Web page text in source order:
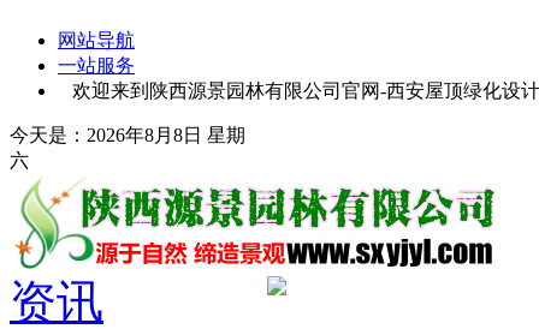
网站导航
一站服务
欢迎来到陕西源景园林有限公司官网-西安屋顶绿化设
今天是：2026年8月8日 星期
六
资讯